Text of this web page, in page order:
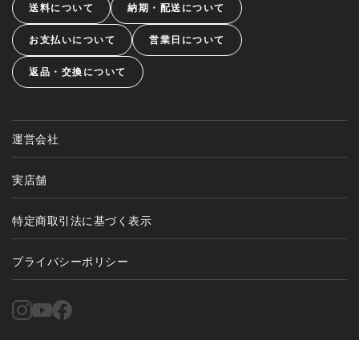
送料について 納期・配送について
お支払いについて 営業日について
返品・交換について
運営会社
実店舗
特定商取引法に基づく表示
プライバシーポリシー